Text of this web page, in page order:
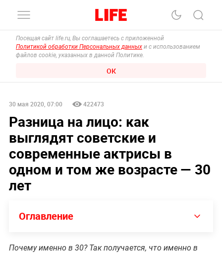
Посещая сайт life.ru, Вы соглашаетесь с приложенной
Политикой обработки Персональных данных и с использованием
файлов cookie, указанных в данной Политике.
ОК
30 мая 2020, 07:00 422473
Разница на лицо: как
выглядят советские и
современные актрисы в
одном и том же возрасте — 30
лет
Оглавление
Почему именно в 30? Так получается, что именно в